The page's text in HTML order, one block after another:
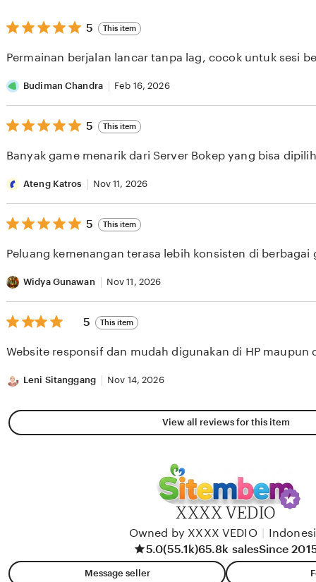
5
out
5
5 This item
Permainan berjalan lancar tanpa lag, cocok untuk sesi
Budiman Chandra Feb 16, 2026
5
out
5
5 This item
Banyak game menarik dari Server Bokep yang bisa
Ateng Katros Nov 11, 2026
5
out
5
5 This item
Peluang kemenangan terasa lebih konsisten di berbagai
Widya Gunawan Nov 11, 2026
5
out
5
5 This item
Website responsif dan mudah digunakan di HP maupun
Leni Sitanggang Nov 14, 2026
View all reviews for this item
XXXX VEDIO
Owned by XXXX VEDIO
5.0(55.1k)65.8k salesSince
Message seller